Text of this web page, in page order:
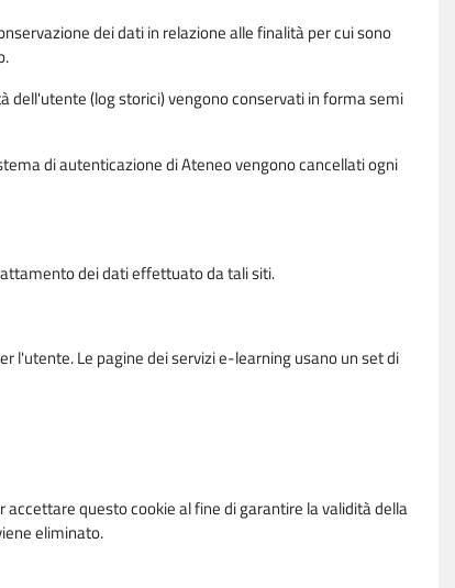
dei dati in relazione alle finalità per cui sono
dell'utente (log storici) vengono conservati in forma semi
di autenticazione di Ateneo vengono cancellati ogni
dei dati effettuato da tali siti.
l'utente. Le pagine dei servizi e-learning usano un set di
questo cookie al fine di garantire la validità della
eliminato.